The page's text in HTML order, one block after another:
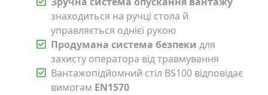
знаходиться на ручці стола й
управляється однієї рукою
Продумана система безпеки для
захисту оператора від травмування
Вантажопідйомний стіл BS100 відповідає
вимогам EN1570